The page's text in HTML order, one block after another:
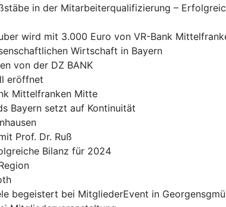
in der Mitarbeiterqualifizierung –
wird mit 3.000 Euro von VR-Bank
Wirtschaft in Bayern
von der DZ BANK
eröffnet
Mittelfranken Mitte
Bayern setzt auf Kontinuität
Prof. Dr. Ruß
Bilanz für 2024
begeistert bei MitgliederEvent in